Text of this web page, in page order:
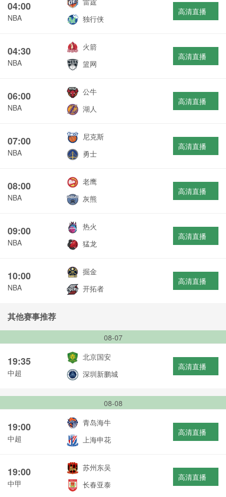
04:00
NBA
独行侠
高清直播
04:30
NBA
火箭
篮网
高清直播
06:00
NBA
公牛
湖人
高清直播
07:00
NBA
尼克斯
勇士
高清直播
08:00
NBA
老鹰
灰熊
高清直播
09:00
NBA
热火
猛龙
高清直播
10:00
NBA
掘金
开拓者
高清直播
其他赛事推荐
08-07
19:35
中超
北京国安
深圳新鹏城
高清直播
08-08
19:00
中超
青岛海牛
上海申花
高清直播
19:00
中甲
苏州东吴
长春亚泰
高清直播